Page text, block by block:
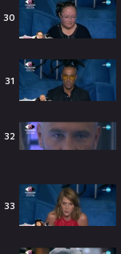
30
31
32
33